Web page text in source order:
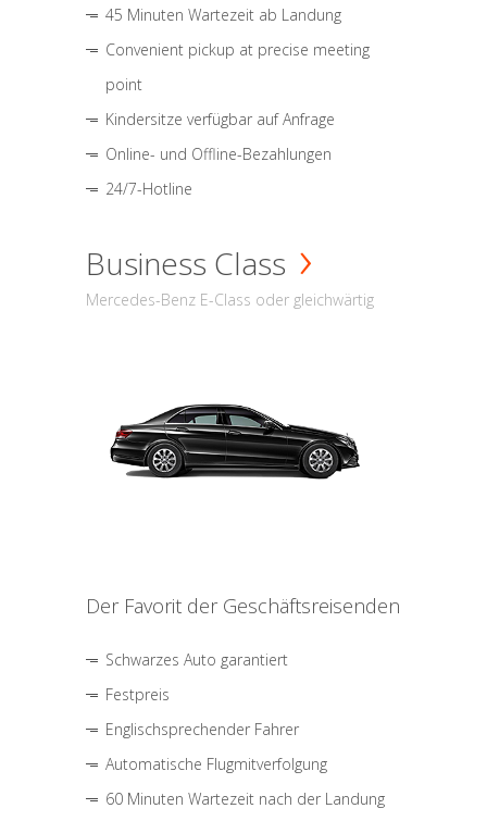
45 Minuten Wartezeit ab Landung
Convenient pickup at precise meeting
point
Kindersitze verfügbar auf Anfrage
Online- und Offline-Bezahlungen
24/7-Hotline
Business Class
Mercedes-Benz E-Class oder gleichwärtig
Der Favorit der Geschäftsreisenden
Schwarzes Auto garantiert
Festpreis
Englischsprechender Fahrer
Automatische Flugmitverfolgung
60 Minuten Wartezeit nach der Landung